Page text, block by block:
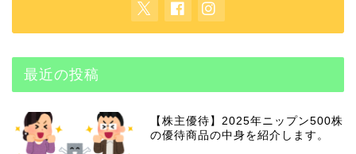
最近の投稿
【株主優待】2025年ニップン500株
の優待商品の中身を紹介します。